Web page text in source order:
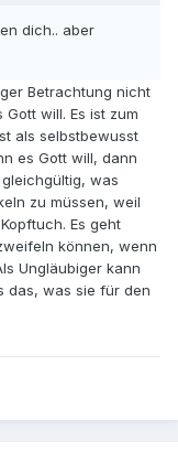
dich.. aber
Betrachtung nicht
will. Es ist zum
als selbstbewusst
es Gott will, dann
was
zu müssen, weil
Es geht
können, wenn
Ungläubiger kann
das, was sie für den